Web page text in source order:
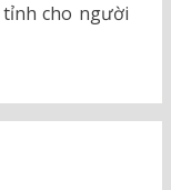
cho người